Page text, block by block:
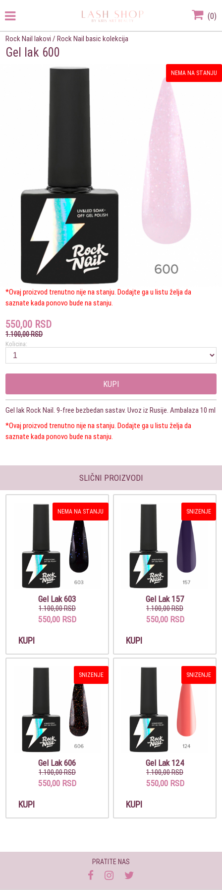
(0)
Rock Nail lakovi /Rock Nail basic kolekcija
Gel lak 600
NEMA NA STANJU
*Ovaj proizvod trenutno nije na stanju. Dodajte ga u listu želja da
saznate kada ponovo bude na stanju.
550,00 RSD
1.100,00 RSD
Kolicina:
KUPI
Gel lak Rock Nail. 9-free bezbedan sastav. Uvoz iz Rusije. Ambalaza 10 ml
*Ovaj proizvod trenutno nije na stanju. Dodajte ga u listu želja da
saznate kada ponovo bude na stanju.
SLIČNI PROIZVODI
NEMA NA STANJU
Gel Lak 603
1.100,00 RSD
550,00 RSD
KUPI
SNIZENJE
Gel Lak 157
1.100,00 RSD
550,00 RSD
KUPI
SNIZENJE
Gel Lak 606
1.100,00 RSD
550,00 RSD
KUPI
SNIZENJE
Gel Lak 124
1.100,00 RSD
550,00 RSD
KUPI
PRATITE NAS